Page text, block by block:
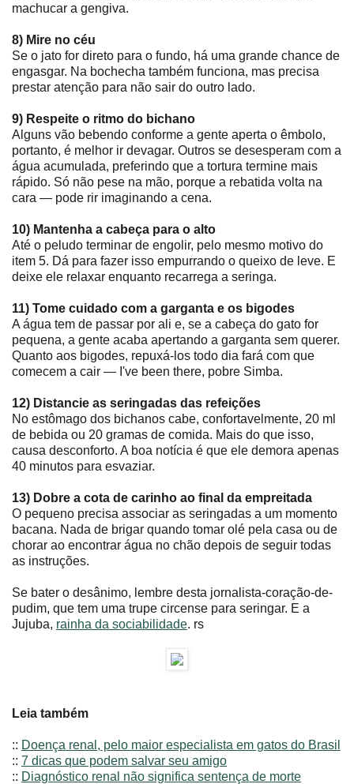
machucar a gengiva.
8) Mire no céu
Se o jato for direto para o fundo, há uma grande chance de
engasgar. Na bochecha também funciona, mas precisa
prestar atenção para não sair do outro lado.
9) Respeite o ritmo do bichano
Alguns vão bebendo conforme a gente aperta o êmbolo,
portanto, é melhor ir devagar. Outros se desesperam com a
água acumulada, preferindo que a tortura termine mais
rápido. Só não pese na mão, porque a rebatida volta na
cara ― pode rir imaginando a cena.
10) Mantenha a cabeça para o alto
Até o peludo terminar de engolir, pelo mesmo motivo do
item 5. Dá para fazer isso empurrando o queixo de leve. E
deixe ele relaxar enquanto recarrega a seringa.
11) Tome cuidado com a garganta e os bigodes
A água tem de passar por ali e, se a cabeça do gato for
pequena, a gente acaba apertando a garganta sem querer.
Quanto aos bigodes, repuxá-los todo dia fará com que
comecem a cair ― I've been there, pobre Simba.
12) Distancie as seringadas das refeições
No estômago dos bichanos cabe, confortavelmente, 20 ml
de bebida ou 20 gramas de comida. Mais do que isso,
causa desconforto. A boa notícia é que ele demora apenas
40 minutos para esvaziar.
13) Dobre a cota de carinho ao final da empreitada
O pequeno precisa associar as seringadas a um momento
bacana. Nada de brigar quando tomar olé pela casa ou de
chorar ao encontrar água no chão depois de seguir todas
as instruções.
Se bater o desânimo, lembre desta jornalista-coração-de-
pudim, que tem uma trupe circense para seringar. E a
Jujuba, rainha da sociabilidade. rs
Leia também
:: Doença renal, pelo maior especialista em gatos do Brasil
:: 7 dicas que podem salvar seu amigo
:: Diagnóstico renal não significa sentença de morte